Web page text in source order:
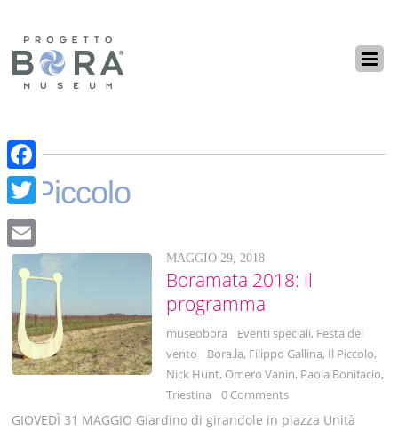
F
c
o
o
T
w
e
E
a
Il Piccolo
MAGGIO 29, 2018
Boramata 2018: il
programma
museobora Eventi speciali, Festa del
vento
Bora.la, Filippo Gallina, Il Piccolo,
Nick Hunt, Omero Vanin, Paola Bonifacio,
Triestina
0 Comments
GIOVEDÌ 31 MAGGIO Giardino di girandole in piazza Unità